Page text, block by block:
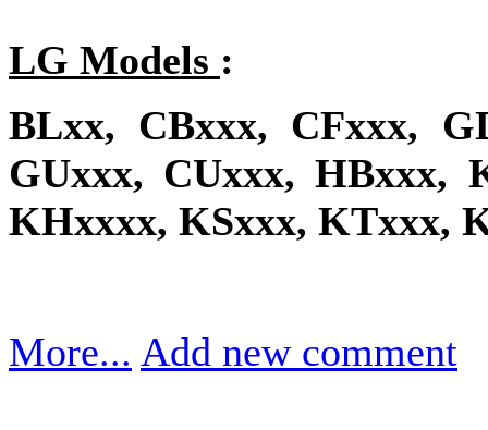
LG Models :
BLxx, CBxxx, CFxxx,
GUxxx, CUxxx, HBxxx,
KHxxxx, KSxxx, KTxxx,
More... Add new comment